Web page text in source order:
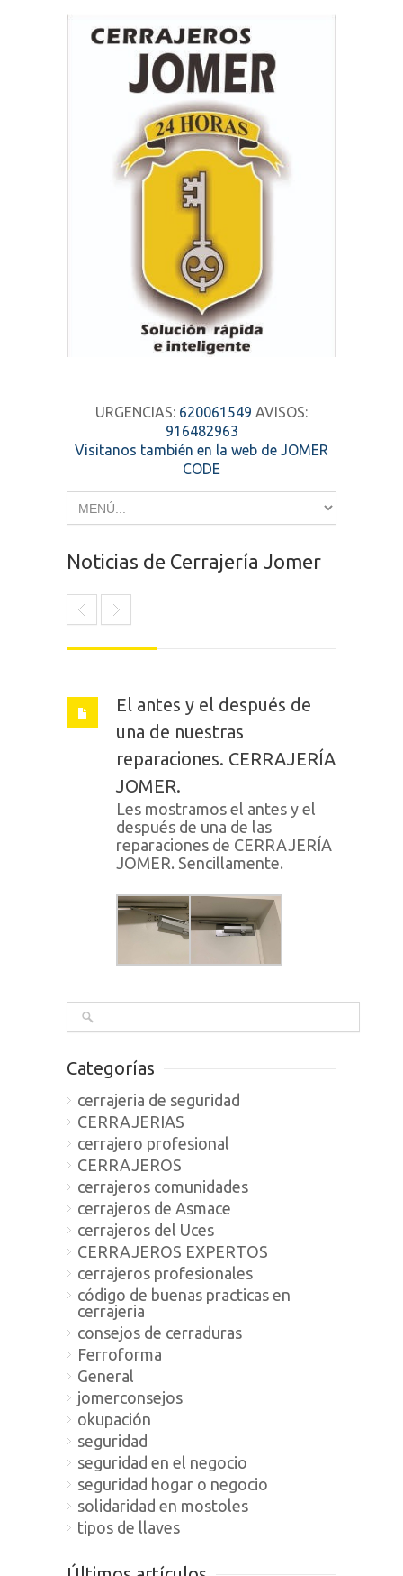
URGENCIAS: 620061549 AVISOS:
916482963
Visitanos también en la web de JOMER
CODE
Noticias de Cerrajería Jomer
El antes y el después de
una de nuestras
reparaciones. CERRAJERÍA
JOMER.
Les mostramos el antes y el
después de una de las
reparaciones de CERRAJERÍA
JOMER. Sencillamente.
Categorías
cerrajeria de seguridad
CERRAJERIAS
cerrajero profesional
CERRAJEROS
cerrajeros comunidades
cerrajeros de Asmace
cerrajeros del Uces
CERRAJEROS EXPERTOS
cerrajeros profesionales
código de buenas practicas en
cerrajeria
consejos de cerraduras
Ferroforma
General
jomerconsejos
okupación
seguridad
seguridad en el negocio
seguridad hogar o negocio
solidaridad en mostoles
tipos de llaves